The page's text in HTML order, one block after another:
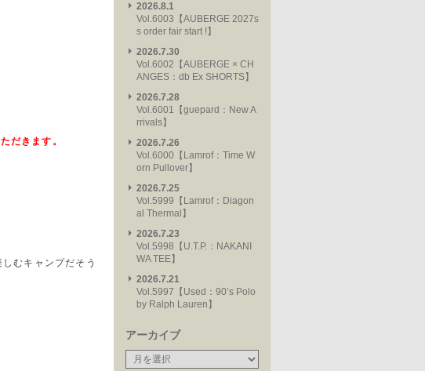
だきます。
むキャンプだそう
2026.8.1
Vol.6003【AUBERGE 2027s
s order fair start !】
2026.7.30
Vol.6002【AUBERGE × CH
ANGES：db Ex SHORTS】
2026.7.28
Vol.6001【guepard：New A
rrivals】
2026.7.26
Vol.6000【Lamrof：Time W
orn Pullover】
2026.7.25
Vol.5999【Lamrof：Diagon
al Thermal】
2026.7.23
Vol.5998【U.T.P.：NAKANI
WA TEE】
2026.7.21
Vol.5997【Used：90’s Polo
by Ralph Lauren】
アーカイブ